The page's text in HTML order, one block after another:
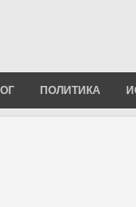
ПОЛИТИКА